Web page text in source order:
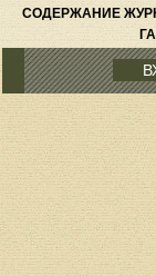
СОДЕРЖАНИЕ